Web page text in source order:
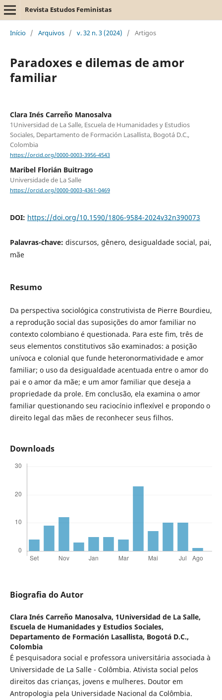
Revista Estudos Feministas
Início / Arquivos / v. 32 n. 3 (2024) / Artigos
Paradoxes e dilemas de amor
familiar
Clara Inés Carreño Manosalva
1Universidad de La Salle, Escuela de Humanidades y Estudios
Sociales, Departamento de Formación Lasallista, Bogotá D.C.,
Colombia
https://orcid.org/0000-0003-3956-4543
Maribel Florián Buitrago
Universidade de La Salle
https://orcid.org/0000-0003-4361-0469
DOI: https://doi.org/10.1590/1806-9584-2024v32n390073
Palavras-chave: discursos, gênero, desigualdade social, pai,
mãe
Resumo
Da perspectiva sociológica construtivista de Pierre Bourdieu,
a reprodução social das suposições do amor familiar no
contexto colombiano é questionada. Para este fim, três de
seus elementos constitutivos são examinados: a posição
unívoca e colonial que funde heteronormatividade e amor
familiar; o uso da desigualdade acentuada entre o amor do
pai e o amor da mãe; e um amor familiar que deseja a
propriedade da prole. Em conclusão, ela examina o amor
familiar questionando seu raciocínio inflexível e propondo o
direito legal das mães de reconhecer seus filhos.
Downloads
Biografia do Autor
Clara Inés Carreño Manosalva, 1Universidad de La Salle,
Escuela de Humanidades y Estudios Sociales,
Departamento de Formación Lasallista, Bogotá D.C.,
Colombia
É pesquisadora social e professora universitária associada à
Universidade de La Salle - Colômbia. Ativista social pelos
direitos das crianças, jovens e mulheres. Doutor em
Antropologia pela Universidade Nacional da Colômbia.